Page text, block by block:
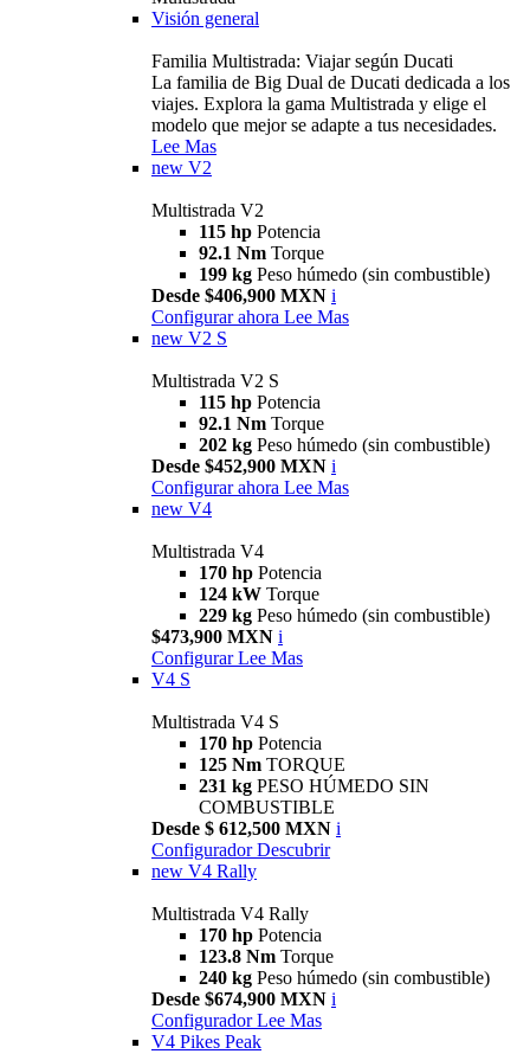
Visión general
Familia Multistrada: Viajar según Ducati
La familia de Big Dual de Ducati dedicada a los
viajes. Explora la gama Multistrada y elige el
modelo que mejor se adapte a tus necesidades.
Lee Mas
new V2
Multistrada V2
115 hp Potencia
92.1 Nm Torque
199 kg Peso húmedo (sin combustible)
Desde $406,900 MXN i
Configurar ahora Lee Mas
new V2 S
Multistrada V2 S
115 hp Potencia
92.1 Nm Torque
202 kg Peso húmedo (sin combustible)
Desde $452,900 MXN i
Configurar ahora Lee Mas
new V4
Multistrada V4
170 hp Potencia
124 kW Torque
229 kg Peso húmedo (sin combustible)
$473,900 MXN i
Configurar Lee Mas
V4 S
Multistrada V4 S
170 hp Potencia
125 Nm TORQUE
231 kg PESO HÚMEDO SIN
COMBUSTIBLE
Desde $ 612,500 MXN i
Configurador Descubrir
new V4 Rally
Multistrada V4 Rally
170 hp Potencia
123.8 Nm Torque
240 kg Peso húmedo (sin combustible)
Desde $674,900 MXN i
Configurador Lee Mas
V4 Pikes Peak